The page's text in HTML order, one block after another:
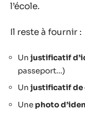
l’école.
Il reste à fournir :
Un justificatif
passeport…)
Un justificatif de
Une photo